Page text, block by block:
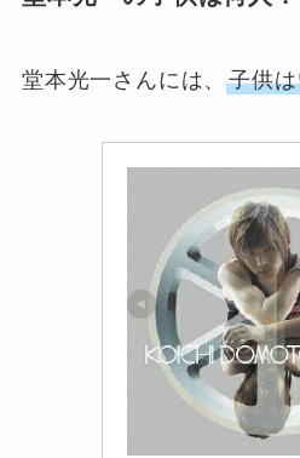
堂本光一さんには、子供